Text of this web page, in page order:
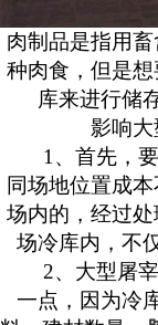
肉制品是指用
种肉食，但是
库来进行储
影响大
1 、首先，
同场地位置成
场内的，经过
场冷库内，不
2、大型屠
一点，因为冷